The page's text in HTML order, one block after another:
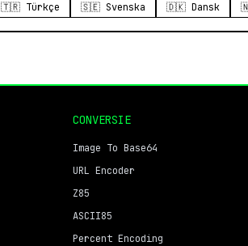
🇹🇷 Türkçe 🇸🇪 Svenska 🇩🇰 Dansk
CONVERSIE
Image To Base64
URL Encoder
Z85
ASCII85
Percent Encoding